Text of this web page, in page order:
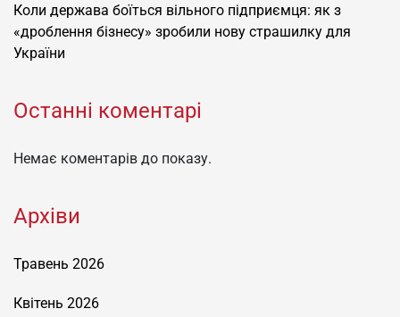
Коли держава боїться вільного підприємця: як з
«дроблення бізнесу» зробили нову страшилку для
України
Останні коментарі
Немає коментарів до показу.
Архіви
Травень 2026
Квітень 2026